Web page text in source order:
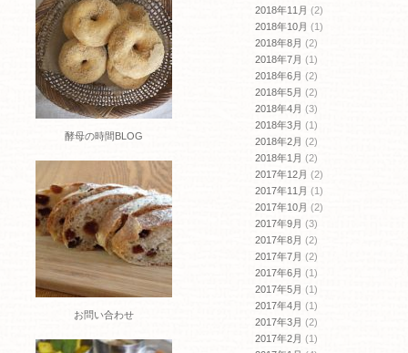
酵母の時間BLOG
お問い合わせ
2018年11月 (2)
2018年10月 (1)
2018年8月 (2)
2018年7月 (1)
2018年6月 (2)
2018年5月 (2)
2018年4月 (3)
2018年3月 (1)
2018年2月 (2)
2018年1月 (2)
2017年12月 (2)
2017年11月 (1)
2017年10月 (2)
2017年9月 (3)
2017年8月 (2)
2017年7月 (2)
2017年6月 (1)
2017年5月 (1)
2017年4月 (1)
2017年3月 (2)
2017年2月 (1)